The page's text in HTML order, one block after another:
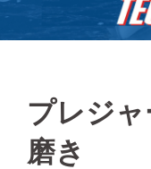
プレジャ
磨き